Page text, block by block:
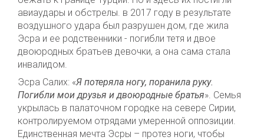
авиаудары и обстрелы. в 2017 году в результате
воздушного удара был разрушен дом, где жила
Эсра и ее родственники - погибли тетя и двое
двоюродных братьев девочки, а она сама стала
инвалидом.
Эсра Салих: «Я потеряла ногу, поранила руку.
Погибли мои друзья и двоюродные братья». Семья
укрылась в палаточном городке на севере Сирии,
контролируемом отрядами умеренной оппозиции.
Единственная мечта Эсры – протез ноги, чтобы